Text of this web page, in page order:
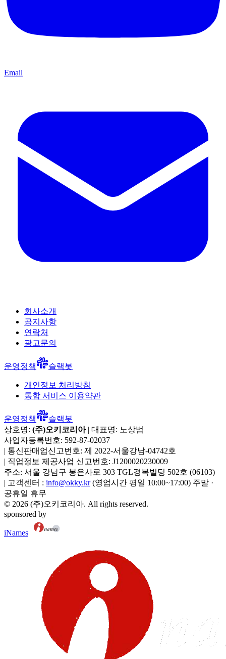
Email
회사소개
공지사항
연락처
광고문의
운영정책 슬랙봇
개인정보 처리방침
통합 서비스 이용약관
운영정책
슬랙봇
상호명: (주)오키코리아| 대표명: 노상범
사업자등록번호: 592-87-02037
| 통신판매업신고번호: 제 2022-서울강남-04742호
| 직업정보 제공사업 신고번호: J1200020230009
주소: 서울 강남구 봉은사로 303 TGL경복빌딩 502호 (06103)
| 고객센터 : info@okky.kr (영업시간 평일 10:00~17:00) 주말 ·
공휴일 휴무
© 2026 (주)오키코리아. All rights reserved.
sponsored by
iNames